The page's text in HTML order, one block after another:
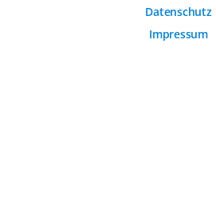
Datenschutz
Impressum
Analytische Cookies werden